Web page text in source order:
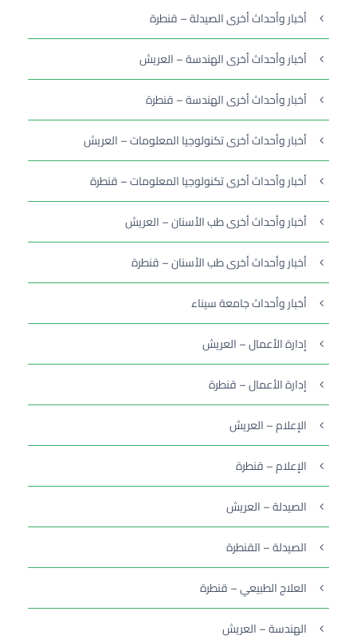
أخبار وأحداث أخرى الصيدلة – قنطرة
أخبار وأحداث أخرى الهندسة – العريش
أخبار وأحداث أخرى الهندسة – قنطرة
أخبار وأحداث أخرى تكنولوجيا المعلومات – العريش
أخبار وأحداث أخرى تكنولوجيا المعلومات – قنطرة
أخبار وأحداث أخرى طب الأسنان – العريش
أخبار وأحداث أخرى طب الأسنان – قنطرة
أخبار وأحداث جامعة سيناء
إدارة الأعمال – العريش
إدارة الأعمال – قنطرة
الإعلام – العريش
الإعلام – قنطرة
الصيدلة – العريش
الصيدلة – القنطرة
العلاج الطبيعي – قنطرة
الهندسة – العريش